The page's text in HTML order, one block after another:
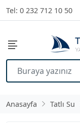
Tel: 0 232 712 10 50
Anasayfa Tatlı Su